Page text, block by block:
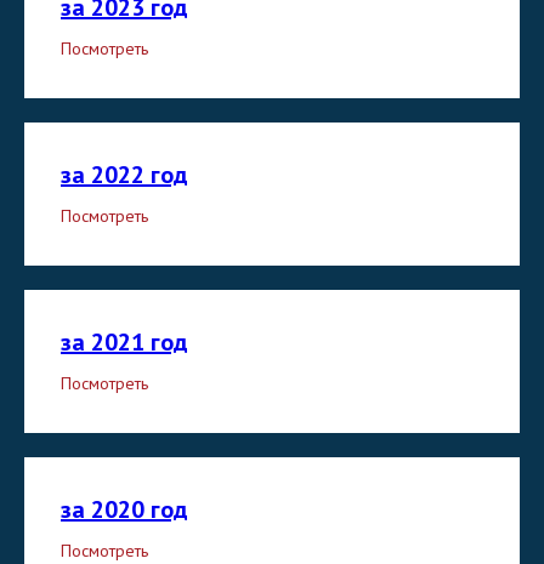
за 2023 год
Посмотреть
за 2022 год
Посмотреть
за 2021 год
Посмотреть
за 2020 год
Посмотреть